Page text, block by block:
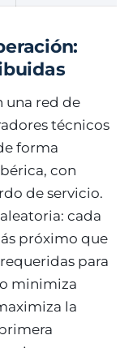
una red de
técnicos
forma
con
de servicio.
cada
próximo que
para
minimiza
la